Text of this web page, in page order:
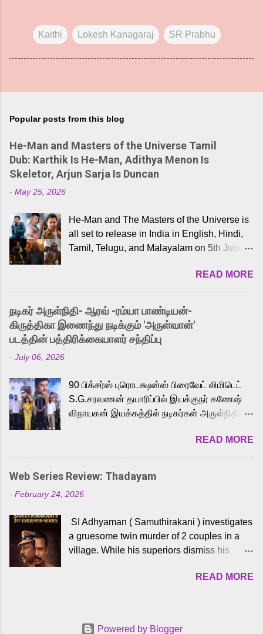
Kaithi Lokesh Kanagaraj SR Prabhu
Popular posts from this blog
He-Man and Masters of the Universe Tamil
Dub: Karthik Is He-Man, Adithya Menon Is
Skeletor, Arjun Sarja Is Duncan
- May 25, 2026
He-Man and The Masters of the Universe is
all set to release in India in English, Hindi,
Tamil, Telugu, and Malayalam on 5th June,
received a lot of love from cult He-Man fans
and offered audiences an exciting glimpse
into the world of Eternia, the recently
released Tamil trailer has also generated
strong excitement among Tamil audiences.
Adding to the growing buzz is the film’s
to the iconic superhero He-Man. Known for
memorable songs like “Behene De” from
Raavan, “Oru Maalai” from Ghajini, and
loved for his versatile voice and strong
command over multiple languages, making
him a strong fit for the legendary character.
cinema, voices the menacing Skeletor
across the Tamil, Malayalam, and Telugu
versions. Joining them is Action King Arjun...
READ MORE
நடிகர் அருள்நிதி- ஆரவ் -ரம்யா பாண்டியன்-
கிருத்திகா இணைந்து நடிக்கும் 'அருள்வான்'
படத்தின் பத்திரிக்கையாளர் சந்திப்பு
- July 06, 2026
90 பிக்சர்ஸ் புரொடக்ஷன்ஸ் பிரைவேட் லிமிடெட்
S.G.சரவணன் தயாரிப்பில் இயக்குநர் கணேஷ்
விநாயகன் இயக்கத்தில் நடிகர்கள் அருள்நிதி -
முக்கிய வேடத்தில் இணைந்து நடித்திருக்கும்
'அருள்வான்' திரைப்படத்தினை
பத்திரிக்கையாளர் சந்திப்பு சென்னையில்
நடைபெற்றது. இயக்குநர் கணேஷ் விநாயகன்
இயக்கத்தில் உருவாகியுள்ள 'அருள்வான்'
வெங்கட், ரம்யா பாண்டியன், வி டி வி கணேஷ் ,
ஜான் விஜய், பேபி கிருத்திகா, 'பருத்திவீரன்'
சரவணன், ஹரிஷ் உத்தமன் உள்ளிட்ட பலர்
செய்திருக்கும் இந்த திரைப்படத்திற்கு ஜீ. வி.
கவனிக்க.. லாரன்ஸ் கிஷோர் படத் தொகுப்பு
READ MORE
Web Series Review: Thadayam
- February 24, 2026
SI Adhyaman ( Samuthirakani ) investigates
a gruesome twin murder of 2 couples in a
village. While his superiors dismiss his
Sshivada ) believes in him and makes him
READ MORE
Powered by Blogger